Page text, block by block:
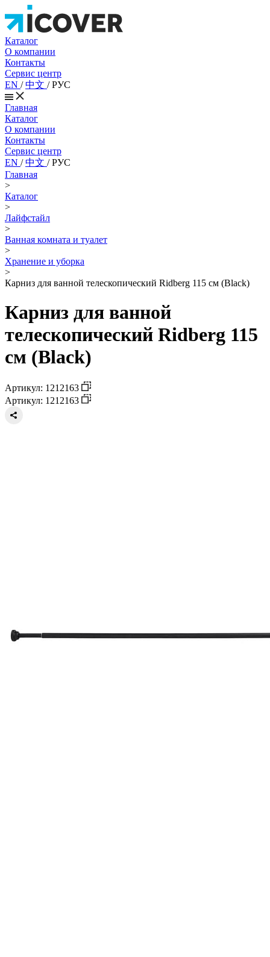
Каталог
О компании
Контакты
Сервис центр
EN /中文 /РУС
Главная
Каталог
О компании
Контакты
Сервис центр
EN /中文 /РУС
Главная
>
Каталог
>
Лайфстайл
>
Ванная комната и туалет
>
Хранение и уборка
>
Карниз для ванной телескопический Ridberg 115 см (Black)
Карниз для ванной
телескопический Ridberg 115
см (Black)
Артикул: 1212163
Артикул: 1212163